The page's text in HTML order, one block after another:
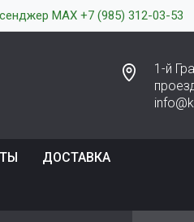
MAX +7 (985) 312-03-53
1-й
ДОСТАВКА